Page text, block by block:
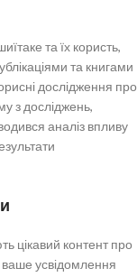
та їх користь,
та книгами
дослідження про
з досліджень,
аналіз впливу
цікавий контент про
ваше усвідомлення